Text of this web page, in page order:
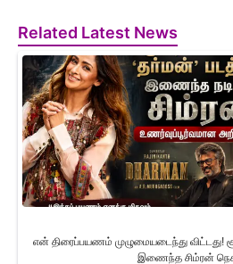
Related Latest News
என் திரைப்பயணம் முழுமையடைந்து விட்டது!
இணைந்த சிம்ரன்